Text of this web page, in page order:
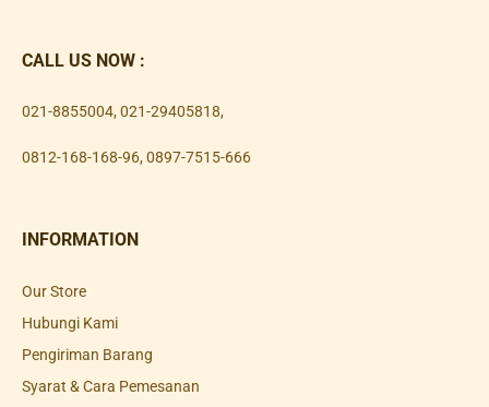
CALL US NOW :
021-8855004, 021-29405818,
0812-168-168-96, 0897-7515-666
INFORMATION
Our Store
Hubungi Kami
Pengiriman Barang
Syarat & Cara Pemesanan